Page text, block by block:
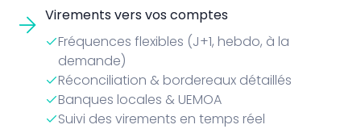
Virements vers vos comptes
Fréquences flexibles (J+1, hebdo, à la
demande)
Réconciliation & bordereaux détaillés
Banques locales & UEMOA
Suivi des virements en temps réel